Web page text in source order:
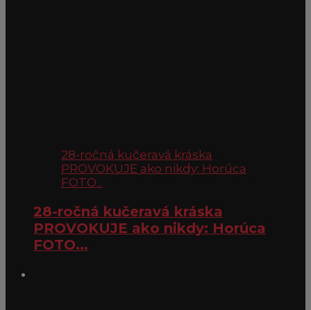
28-ročná kučeravá kráska
PROVOKUJE ako nikdy: Horúca
FOTO...
28-ročná kučeravá kráska
PROVOKUJE ako nikdy: Horúca
FOTO...